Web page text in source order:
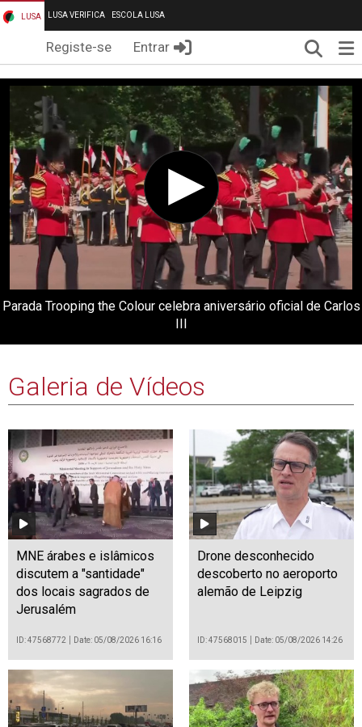
LUSA LUSA VERIFICA ESCOLA LUSA
Registe-se Entrar
Parada Trooping the Colour celebra aniversário oficial de Carlos
III
Galeria de Vídeos
MNE árabes e islâmicos
discutem a "santidade"
dos locais sagrados de
Jerusalém
ID: 47568772 Date: 05/08/2026 16:16
Drone desconhecido
descoberto no aeroporto
alemão de Leipzig
ID: 47568015 Date: 05/08/2026 14:26